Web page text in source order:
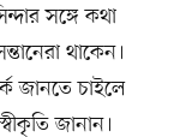
সঙ্গে কথা
থাকেন।
জানতে চাইলে
জানান।